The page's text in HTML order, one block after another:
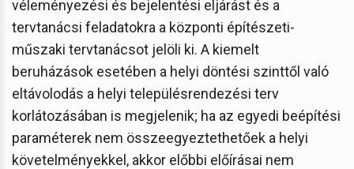
véleményezési és bejelentési eljárást és a
tervtanácsi feladatokra a központi építészeti-
műszaki tervtanácsot jelöli ki. A kiemelt
beruházások esetében a helyi döntési szinttől való
eltávolodás a helyi településrendezési terv
korlátozásában is megjelenik; ha az egyedi beépítési
paraméterek nem összeegyeztethetőek a helyi
követelményekkel, akkor előbbi előírásai nem